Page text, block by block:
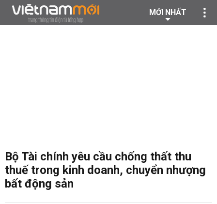
MỚI NHẤT
Bộ Tài chính yêu cầu chống thất thu
thuế trong kinh doanh, chuyển nhượng
bất động sản